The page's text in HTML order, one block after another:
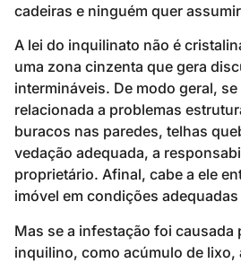
cadeiras e ninguém quer
A lei do inquilinato não é
uma zona cinzenta que gera
intermináveis. De modo geral,
relacionada a problemas
buracos nas paredes, telhas
vedação adequada, a
proprietário. Afinal, cabe a ele
imóvel em condições
Mas se a infestação foi causada
inquilino, como acúmulo de lixo,